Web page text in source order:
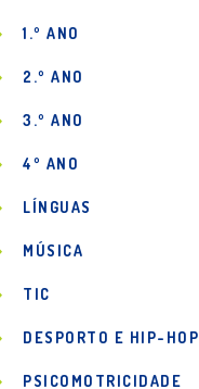
1.º ANO
2.º ANO
3.º ANO
4º ANO
LÍNGUAS
MÚSICA
TIC
DESPORTO E HIP-HOP
PSICOMOTRICIDADE